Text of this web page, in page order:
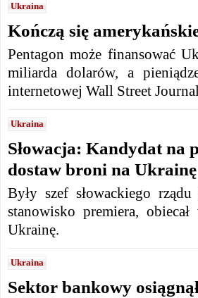
Ukraina
Kończą się
Pentagon może finansować
miliarda dolarów, a
internetowej Wall Street
Ukraina
Słowacja: Kandydat na
dostaw broni na Ukrainę
Były szef słowackiego
stanowisko premiera,
Ukrainę.
Ukraina
Sektor bankowy